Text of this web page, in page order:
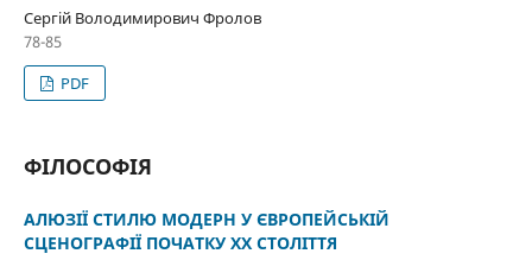
Сергій Володимирович Фролов
78-85
PDF
ФІЛОСОФІЯ
АЛЮЗІЇ СТИЛЮ МОДЕРН У ЄВРОПЕЙСЬКІЙ
СЦЕНОГРАФІЇ ПОЧАТКУ ХХ СТОЛІТТЯ